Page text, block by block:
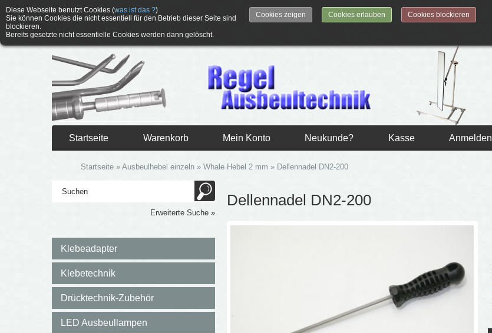
Diese Webseite benutzt Cookies (was ist das ?)
Sie können Cookies die nicht essentiell für den Betrieb dieser Seite sind
blockieren.
Bereits gesetzte nicht essentielle Cookies werden dann gelöscht.
Cookies zeigen Cookies erlauben Cookies blockieren
Startseite Warenkorb Mein Konto Neukunde? Kasse Anmelden
Startseite »Ausbeulhebel einzeln »Whale Hebel 2 mm » Dellennadel DN2-200
Erweiterte Suche »
Klebeadapter
Klebetechnik
Drücktechnik-Zubehör
LED Ausbeullampen
Dellennadel DN2-200